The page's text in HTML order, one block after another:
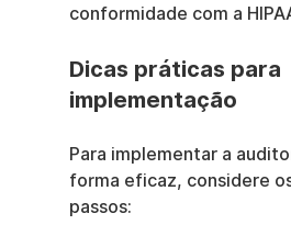
conformidade com a
Dicas práticas para
implementação
Para implementar a
forma eficaz, considere
passos: